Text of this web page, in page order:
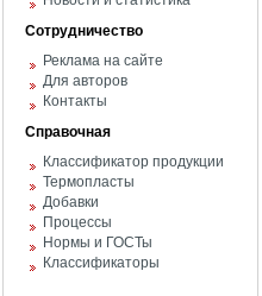
Сотрудничество
Реклама на сайте
Для авторов
Контакты
Справочная
Классификатор продукции
Термопласты
Добавки
Процессы
Нормы и ГОСТы
Классификаторы